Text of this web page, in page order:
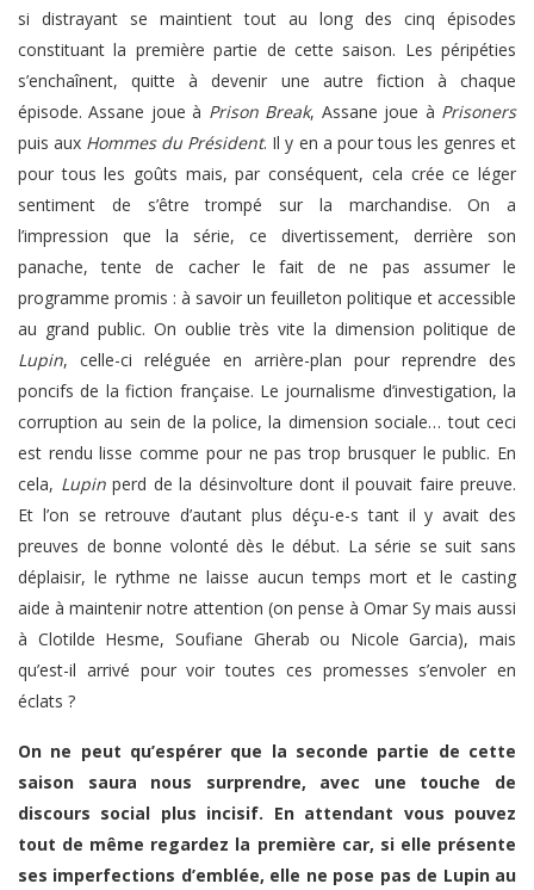
si distrayant se maintient tout au long des cinq épisodes
constituant la première partie de cette saison. Les péripéties
s’enchaînent, quitte à devenir une autre fiction à chaque
épisode. Assane joue à Prison Break, Assane joue à Prisoners
puis aux Hommes du Président. Il y en a pour tous les genres et
pour tous les goûts mais, par conséquent, cela crée ce léger
sentiment de s’être trompé sur la marchandise. On a
l’impression que la série, ce divertissement, derrière son
panache, tente de cacher le fait de ne pas assumer le
programme promis : à savoir un feuilleton politique et accessible
au grand public. On oublie très vite la dimension politique de
Lupin, celle-ci reléguée en arrière-plan pour reprendre des
poncifs de la fiction française. Le journalisme d’investigation, la
corruption au sein de la police, la dimension sociale… tout ceci
est rendu lisse comme pour ne pas trop brusquer le public. En
cela, Lupinperd de la désinvolture dont il pouvait faire preuve.
Et l’on se retrouve d’autant plus déçu-e-s tant il y avait des
preuves de bonne volonté dès le début. La série se suit sans
déplaisir, le rythme ne laisse aucun temps mort et le casting
aide à maintenir notre attention (on pense à Omar Sy mais aussi
à Clotilde Hesme, Soufiane Gherab ou Nicole Garcia), mais
qu’est-il arrivé pour voir toutes ces promesses s’envoler en
éclats ?
On ne peut qu’espérer que la seconde partie de cette
saison saura nous surprendre, avec une touche de
discours social plus incisif. En attendant vous pouvez
tout de même regardez la première car, si elle présente
ses imperfections d’emblée, elle ne pose pas de Lupin au